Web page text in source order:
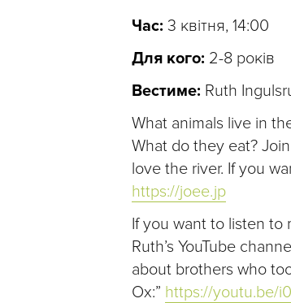
Час: 3 квітня, 14:00
Для кого: 2-8 років
Вестиме: Ruth
What animals live in
What do they eat?
love the river. If you
https://joee.jp
If you want to listen to
Ruth’s YouTube
about brothers who
Ox:” https://youtu.be/